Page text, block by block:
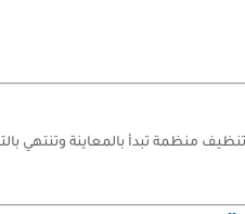
منظمة تبدأ بالمعاينة وتنتهي